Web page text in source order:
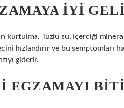
IYI
kurtulma. Tuzlu su, içerdiği
hızlandırır ve bu semptomları
giderir.
EGZAMAYI